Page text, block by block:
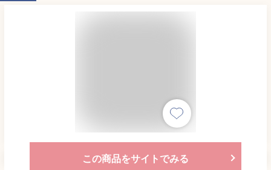
この商品をサイトでみる